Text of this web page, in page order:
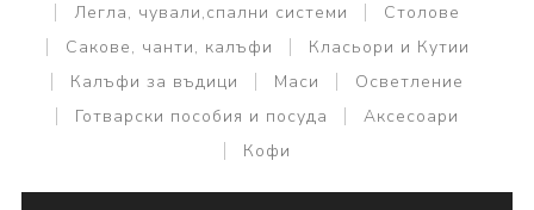
Легла, чували,спални системи
Столове
Сакове, чанти, калъфи
Класьори и Кутии
Калъфи за въдици
Маси
Осветление
Готварски пособия и посуда
Аксесоари
Кофи